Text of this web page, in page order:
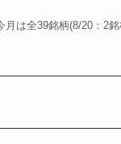
は全39銘柄(8/20：2